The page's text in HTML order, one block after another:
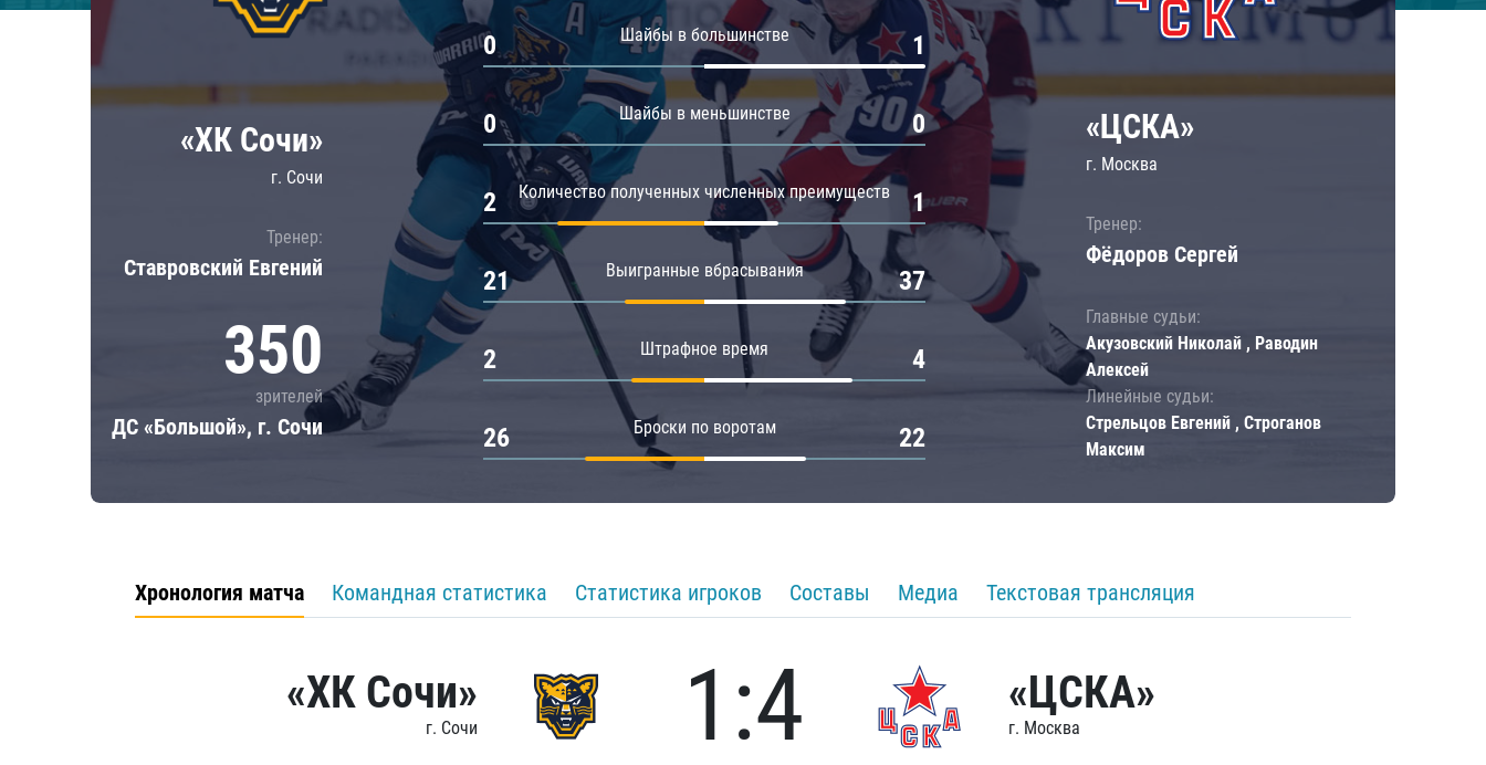
Локомотив
ЦСКА
Шанхайские Драконы
Амур
Барыс
Салават Юлаев
«ХК Сочи»
г. Сочи
Тренер:
Ставровский Евгений
350
зрителей
ДС «Большой», г. Сочи
Шайбы в большинстве
0 1
Шайбы в меньшинстве
0 0
Количество полученных численных преимуществ
2 1
Выигранные вбрасывания
21 37
Штрафное время
2 4
Броски по воротам
26 22
«ЦСКА»
г. Москва
Тренер:
Фёдоров Сергей
Главные судьи:
Акузовский Николай , Раводин
Алексей
Линейные судьи:
Стрельцов Евгений , Строганов
Максим
Хронология матча Командная статистика Статистика игроков Составы Медиа Текстовая трансляция
«ХК Сочи»
г. Сочи 1:4 «ЦСКА»
г. Москва